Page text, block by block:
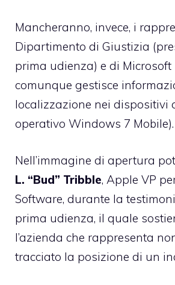
Mancheranno, invece, i
Dipartimento di Giustizia
prima udienza) e di Microsoft
comunque gestisce
localizzazione nei dispositivi
operativo Windows 7 Mobile).
Nell’immagine di apertura
L. “Bud” Tribble, Apple VP
Software, durante la
prima udienza, il quale
l’azienda che rappresenta
tracciato la posizione di un